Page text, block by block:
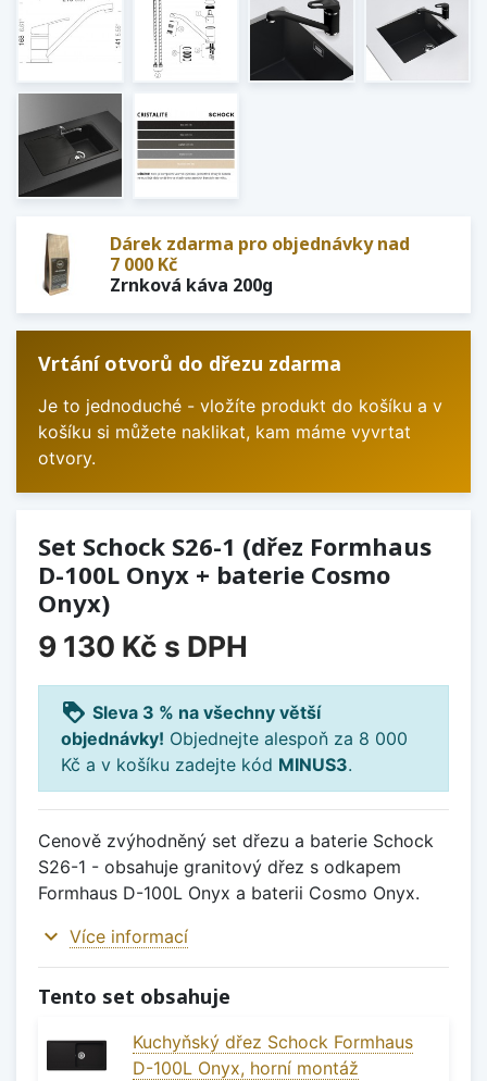
Dárek zdarma pro objednávky nad
7 000 Kč
Zrnková káva 200g
Vrtání otvorů do dřezu zdarma
Je to jednoduché - vložíte produkt do košíku a v
košíku si můžete naklikat, kam máme vyvrtat
otvory.
Set Schock S26-1 (dřez Formhaus
D-100L Onyx + baterie Cosmo
Onyx)
9 130 Kč s DPH
loyalty Sleva 3 % na všechny větší
objednávky! Objednejte alespoň za 8 000
Kč a v košíku zadejte kód MINUS3.
Cenově zvýhodněný set dřezu a baterie Schock
S26-1 - obsahuje granitový dřez s odkapem
Formhaus D-100L Onyx a baterii Cosmo Onyx.
expand_more Více informací
Tento set obsahuje
Kuchyňský dřez Schock Formhaus
D-100L Onyx, horní montáž